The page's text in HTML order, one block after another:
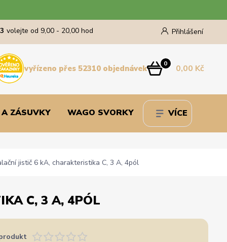
Přihlášení
volejte od 9,00 - 20,00 hod
0 0,00 Kč
vyřízeno přes 52310 objednávek
ZÁSUVKY WAGO SVORKY VÍCE
jistič 6 kA, charakteristika C, 3 A, 4pól
C, 3 A, 4PÓL